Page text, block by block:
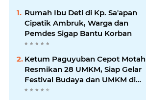
Rumah Ibu Deti di Kp. Sa'apan
Cipatik Ambruk, Warga dan
Pemdes Sigap Bantu Korban
Ketum Paguyuban Cepot Motah
Resmikan 28 UMKM, Siap Gelar
Festival Budaya dan UMKM di
Jalan Braga